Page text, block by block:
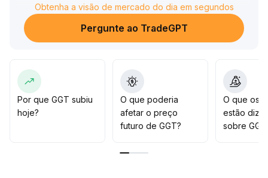
rigorosamente a exposição, fiquem atentos a
rompimentos consistentes das velas e mudanças de
experimental; se perder tais níveis, é essencial limitar
perdas rapidamente e ajustar dinamicamente o risco
para evitar quedas provocadas por oscilações de
humor do mercado
Obtenha a visão de mercado do dia em segundos
Pergunte ao TradeGPT
Por que GGT subiu
hoje?
O que poderia
afetar o preço
futuro de GGT?
O que os
estão
sobre